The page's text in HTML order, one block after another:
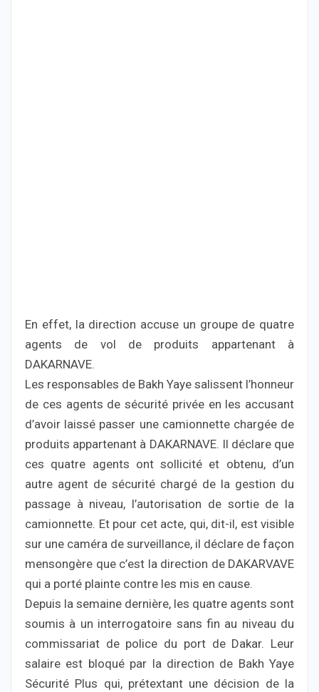
En effet, la direction accuse un groupe de quatre
agents de vol de produits appartenant à
DAKARNAVE.
Les responsables de Bakh Yaye salissent l’honneur
de ces agents de sécurité privée en les accusant
d’avoir laissé passer une camionnette chargée de
produits appartenant à DAKARNAVE. Il déclare que
ces quatre agents ont sollicité et obtenu, d’un
autre agent de sécurité chargé de la gestion du
passage à niveau, l’autorisation de sortie de la
camionnette. Et pour cet acte, qui, dit-il, est visible
sur une caméra de surveillance, il déclare de façon
mensongère que c’est la direction de DAKARVAVE
qui a porté plainte contre les mis en cause.
Depuis la semaine dernière, les quatre agents sont
soumis à un interrogatoire sans fin au niveau du
commissariat de police du port de Dakar. Leur
salaire est bloqué par la direction de Bakh Yaye
Sécurité Plus qui, prétextant une décision de la